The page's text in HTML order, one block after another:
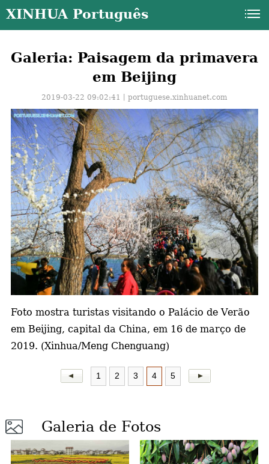
XINHUA Português
Galeria: Paisagem da primavera
em Beijing
2019-03-22 09:02:41丨portuguese.xinhuanet.com
Foto mostra turistas visitando o Palácio de Verão
em Beijing, capital da China, em 16 de março de
2019. (Xinhua/Meng Chenguang)
1 2 3 4 5
Galeria de Fotos